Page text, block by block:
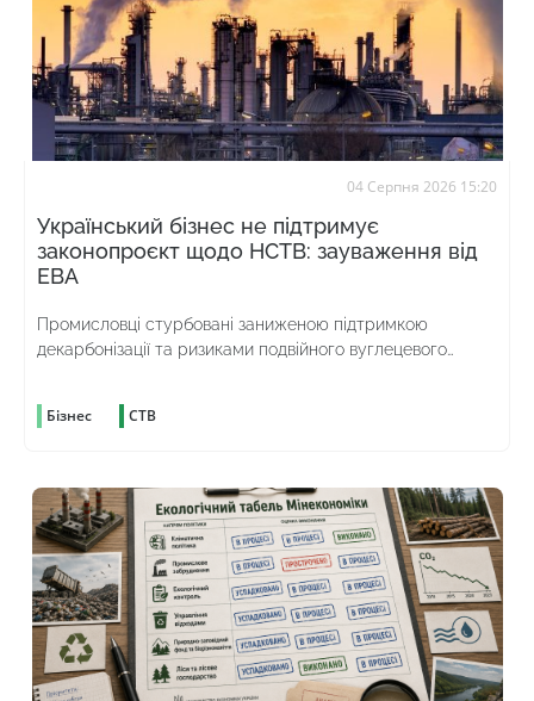
04 Серпня 2026 15:20
Український бізнес не підтримує
законопроєкт щодо НСТВ: зауваження від
ЕВА
Промисловці стурбовані заниженою підтримкою
декарбонізації та ризиками подвійного вуглецевого
Бізнес СТВ